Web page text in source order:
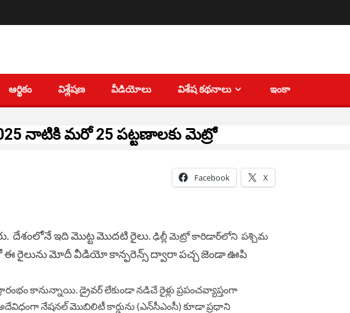
ఆర్థికం విశ్లేషణ వీడియోలు విశేష కథనాలు ఇంకా
నాటికి మరో 25 పట్టణాలకు మెట్రో
Facebook X
దేశంలోనే ఇది మొట్ట మొదటి రైలు. ఢిల్లీ మెట్రో కారిడార్‌లోని పశ్చిమ
ఈ రైలును మోదీ వీడియో కాన్ఫరెన్స్ ద్వారా పచ్చ జెండా ఊపి
కానున్నాయి. డ్రైవర్‌ లేకుండా నడిచే రైళ్లు ప్రపంచవ్యాప్తంగా
నేషనల్‌ మొబిలిటీ కార్డును (ఎన్‌సీఎంసీ) కూడా ప్రధాని